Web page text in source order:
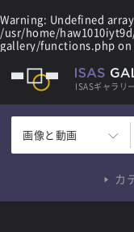
Warning: Undefined
/usr/home/
gallery/functions.php
ISASギャラリー
画像と動画
カ